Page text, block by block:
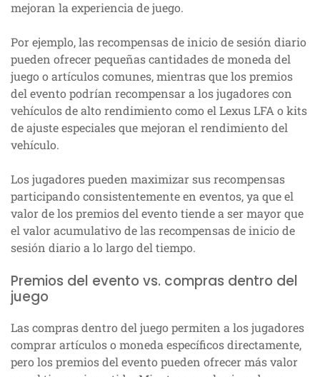
mejoran la experiencia de juego.
Por ejemplo, las recompensas de inicio de sesión diario
pueden ofrecer pequeñas cantidades de moneda del
juego o artículos comunes, mientras que los premios
del evento podrían recompensar a los jugadores con
vehículos de alto rendimiento como el Lexus LFA o kits
de ajuste especiales que mejoran el rendimiento del
vehículo.
Los jugadores pueden maximizar sus recompensas
participando consistentemente en eventos, ya que el
valor de los premios del evento tiende a ser mayor que
el valor acumulativo de las recompensas de inicio de
sesión diario a lo largo del tiempo.
Premios del evento vs. compras dentro del
juego
Las compras dentro del juego permiten a los jugadores
comprar artículos o moneda específicos directamente,
pero los premios del evento pueden ofrecer más valor